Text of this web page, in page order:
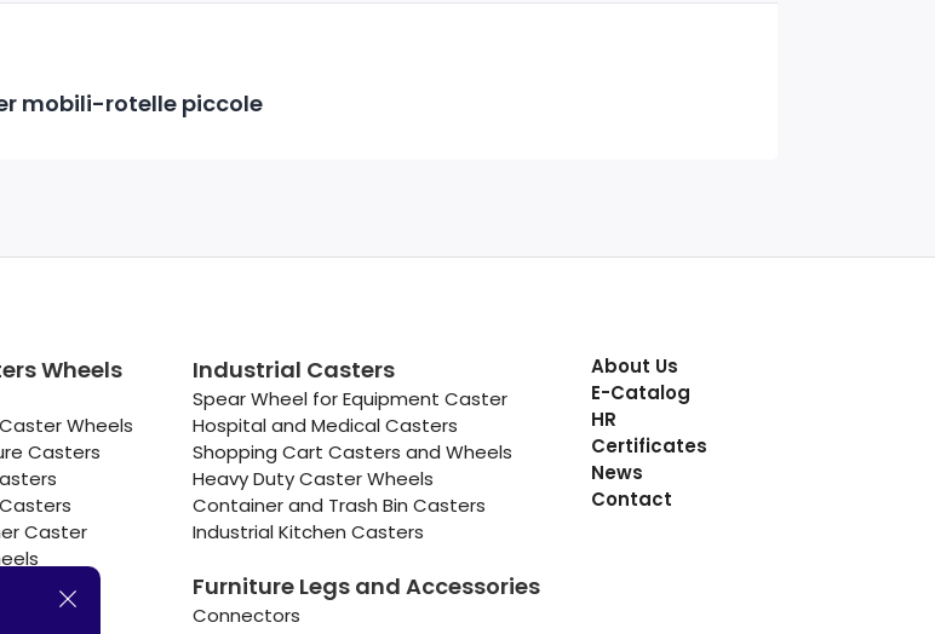
mobili-rotelle piccole
Wheels
Wheels
Casters
Caster
Industrial Casters
Spear Wheel for Equipment Caster
Hospital and Medical Casters
Shopping Cart Casters and Wheels
Heavy Duty Caster Wheels
Container and Trash Bin Casters
Industrial Kitchen Casters
Furniture Legs and Accessories
Connectors
About Us
E-Catalog
HR
Certificates
News
Contact